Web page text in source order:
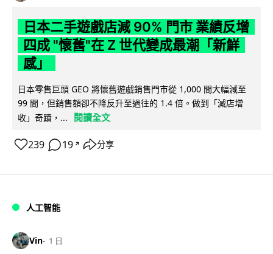
日本二手遊戲店減 90% 門市 業績反增
四成 "懷舊"在 Z 世代變成最潮「新鮮
感」
日本零售巨頭 GEO 將懷舊遊戲銷售門市從 1,000 間大幅減至
99 間，但銷售額卻不降反升至過往的 1.4 倍。做到「減店增
收」奇蹟，...
閱讀全文
239 19 ↗ 分享
人工智能
Vin 1 日